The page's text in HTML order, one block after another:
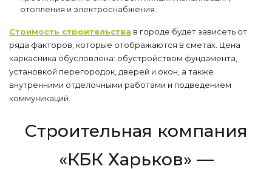
отопления и электроснабжения.
Стоимость строительства в городе будет зависеть от
ряда факторов, которые отображаются в сметах. Цена
каркасника обусловлена: обустройством фундамента,
установкой перегородок, дверей и окон, а также
внутренними отделочными работами и подведением
коммуникаций.
Строительная компания
«КБК Харьков» —